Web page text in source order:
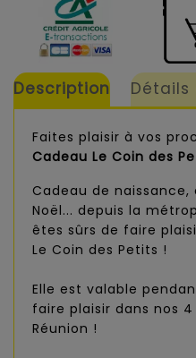
Description
Faites plaisir à vos
Cadeau Le Coin des
Cadeau de
Noël... depuis la
êtes sûrs de faire
Le Coin des Petits !
Elle est valable
faire plaisir dans nos
Réunion !